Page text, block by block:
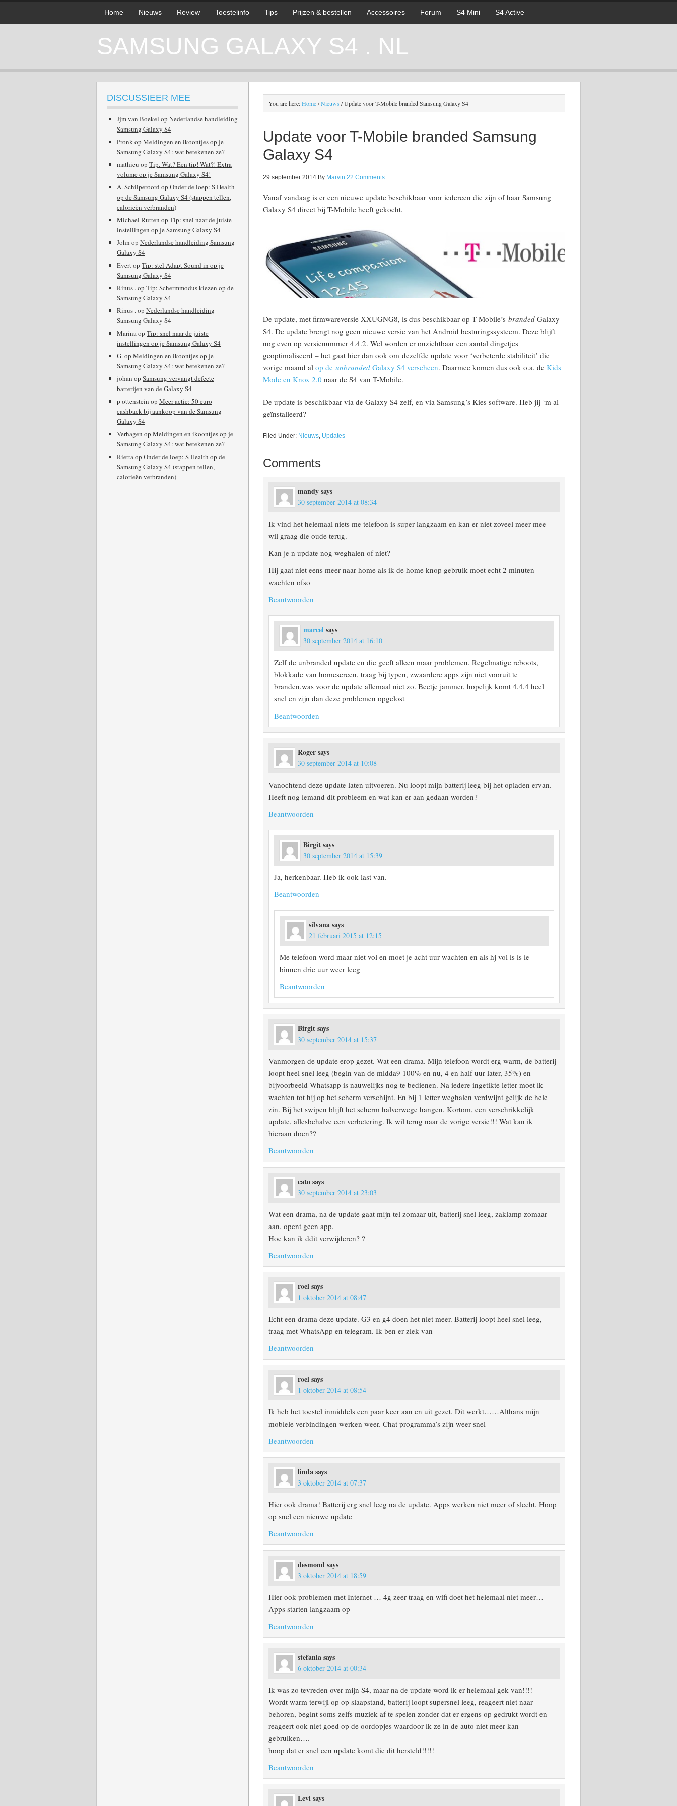
Home Nieuws Review Toestelinfo Tips Prijzen & bestellen Accessoires Forum S4 Mini S4 Active
SAMSUNG GALAXY S4 . NL
You are here:Home/Nieuws /Update voor T-Mobile branded Samsung Galaxy S4
Update voor T-Mobile branded Samsung
Galaxy S4
29 september 2014 By Marvin 22 Comments
Vanaf vandaag is er een nieuwe update beschikbaar voor iedereen die zijn of haar Samsung
Galaxy S4 direct bij T-Mobile heeft gekocht.
De update, met firmwareversie XXUGNG8, is dus beschikbaar op T-Mobile’s branded Galaxy
S4. De update brengt nog geen nieuwe versie van het Android besturingssysteem. Deze blijft
nog even op versienummer 4.4.2. Wel worden er onzichtbaar een aantal dingetjes
geoptimaliseerd – het gaat hier dan ook om dezelfde update voor ‘verbeterde stabiliteit’ die
vorige maand al op de unbranded Galaxy S4 verscheen. Daarmee komen dus ook o.a. de Kids
Mode en Knox 2.0 naar de S4 van T-Mobile.
De update is beschikbaar via de Galaxy S4 zelf, en via Samsung’s Kies software. Heb jij ‘m al
geïnstalleerd?
Filed Under: Nieuws Updates
Comments
mandysays
30 september 2014 at 08:34
Ik vind het helemaal niets me telefoon is super langzaam en kan er niet zoveel meer mee
wil graag die oude terug.
Kan je n update nog weghalen of niet?
Hij gaat niet eens meer naar home als ik de home knop gebruik moet echt 2 minuten
wachten ofso
Beantwoorden
marcelsays
30 september 2014 at 16:10
Zelf de unbranded update en die geeft alleen maar problemen. Regelmatige reboots,
blokkade van homescreen, traag bij typen, zwaardere apps zijn niet vooruit te
branden.was voor de update allemaal niet zo. Beetje jammer, hopelijk komt 4.4.4 heel
snel en zijn dan deze problemen opgelost
Beantwoorden
Rogersays
30 september 2014 at 10:08
Vanochtend deze update laten uitvoeren. Nu loopt mijn batterij leeg bij het opladen ervan.
Heeft nog iemand dit probleem en wat kan er aan gedaan worden?
Beantwoorden
Birgitsays
30 september 2014 at 15:39
Ja, herkenbaar. Heb ik ook last van.
Beantwoorden
silvanasays
21 februari 2015 at 12:15
Me telefoon word maar niet vol en moet je acht uur wachten en als hj vol is is ie
binnen drie uur weer leeg
Beantwoorden
Birgitsays
30 september 2014 at 15:37
Vanmorgen de update erop gezet. Wat een drama. Mijn telefoon wordt erg warm, de batterij
loopt heel snel leeg (begin van de midda9 100% en nu, 4 en half uur later, 35%) en
bijvoorbeeld Whatsapp is nauwelijks nog te bedienen. Na iedere ingetikte letter moet ik
wachten tot hij op het scherm verschijnt. En bij 1 letter weghalen verdwijnt gelijk de hele
zin. Bij het swipen blijft het scherm halverwege hangen. Kortom, een verschrikkelijk
update, allesbehalve een verbetering. Ik wil terug naar de vorige versie!!! Wat kan ik
hieraan doen??
Beantwoorden
catosays
30 september 2014 at 23:03
Wat een drama, na de update gaat mijn tel zomaar uit, batterij snel leeg, zaklamp zomaar
aan, opent geen app.
Hoe kan ik ddit verwijderen? ?
Beantwoorden
roelsays
1 oktober 2014 at 08:47
Echt een drama deze update. G3 en g4 doen het niet meer. Batterij loopt heel snel leeg,
traag met WhatsApp en telegram. Ik ben er ziek van
Beantwoorden
roelsays
1 oktober 2014 at 08:54
Ik heb het toestel inmiddels een paar keer aan en uit gezet. Dit werkt……Althans mijn
mobiele verbindingen werken weer. Chat programma’s zijn weer snel
Beantwoorden
lindasays
3 oktober 2014 at 07:37
Hier ook drama! Batterij erg snel leeg na de update. Apps werken niet meer of slecht. Hoop
op snel een nieuwe update
Beantwoorden
desmondsays
3 oktober 2014 at 18:59
Hier ook problemen met Internet … 4g zeer traag en wifi doet het helemaal niet meer…
Apps starten langzaam op
Beantwoorden
stefaniasays
6 oktober 2014 at 00:34
Ik was zo tevreden over mijn S4, maar na de update word ik er helemaal gek van!!!!
Wordt warm terwijl op op slaapstand, batterij loopt supersnel leeg, reageert niet naar
behoren, begint soms zelfs muziek af te spelen zonder dat er ergens op gedrukt wordt en
reageert ook niet goed op de oordopjes waardoor ik ze in de auto niet meer kan
gebruiken….
hoop dat er snel een update komt die dit hersteld!!!!!
Beantwoorden
Levisays
DISCUSSIEER MEE
Jjm van Boekel op Nederlandse handleiding
Samsung Galaxy S4
Pronkop Meldingen en ikoontjes op je
Samsung Galaxy S4: wat betekenen ze?
mathieu op Tip. Wat? Een tip! Wat?! Extra
volume op je Samsung Galaxy S4!
A. Schilperoord op Onder de loep: S Health
op de Samsung Galaxy S4 (stappen tellen,
calorieën verbranden)
Michael Rutten op Tip: snel naar de juiste
instellingen op je Samsung Galaxy S4
John op Nederlandse handleiding Samsung
Galaxy S4
Evertop Tip: stel Adapt Sound in op je
Samsung Galaxy S4
Rinus .op Tip: Schermmodus kiezen op de
Samsung Galaxy S4
Rinus .op Nederlandse handleiding
Samsung Galaxy S4
Marinaop Tip: snel naar de juiste
instellingen op je Samsung Galaxy S4
G.op Meldingen en ikoontjes op je
Samsung Galaxy S4: wat betekenen ze?
johan op Samsung vervangt defecte
batterijen van de Galaxy S4
p ottenstein op Meer actie: 50 euro
cashback bij aankoop van de Samsung
Galaxy S4
Verhagen op Meldingen en ikoontjes op je
Samsung Galaxy S4: wat betekenen ze?
Riettaop Onder de loep: S Health op de
Samsung Galaxy S4 (stappen tellen,
calorieën verbranden)